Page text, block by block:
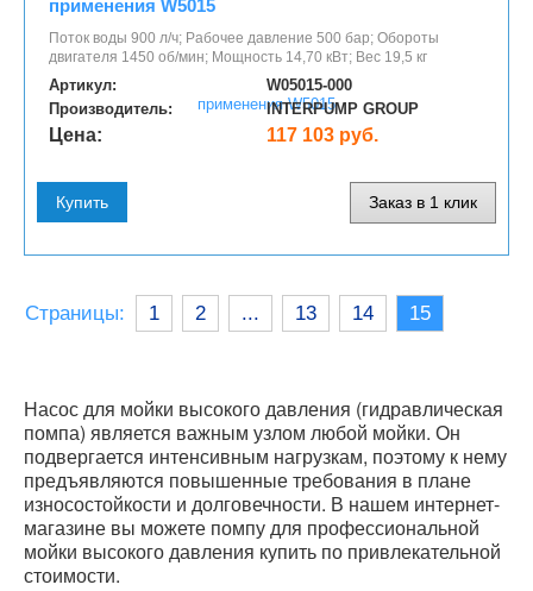
применения W5015
Поток воды 900 л/ч; Рабочее давление 500 бар; Обороты
двигателя 1450 об/мин; Мощность 14,70 кВт; Вес 19,5 кг
Артикул:
W05015-000
Производитель:
INTERPUMP GROUP
Цена: 117 103 руб.
Купить Заказ в 1 клик
Страницы: 1 2 13 14 15
Насос для мойки высокого давления (гидравлическая
помпа) является важным узлом любой мойки. Он
подвергается интенсивным нагрузкам, поэтому к нему
предъявляются повышенные требования в плане
износостойкости и долговечности. В нашем интернет-
магазине вы можете помпу для профессиональной
мойки высокого давления купить по привлекательной
стоимости.